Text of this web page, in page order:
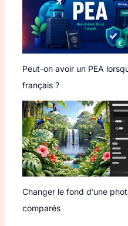
Peut-on avoir un PEA
français ?
Changer le fond d’une
comparés